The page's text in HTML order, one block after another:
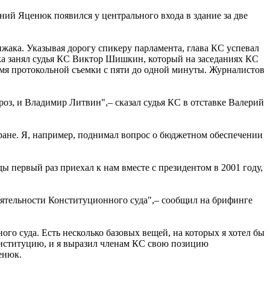
Яценюк появился у центрального входа в здание за две
Указывая дорогу спикеру парламента, глава КС успевал
занял судья КС Виктор Шишкин, который на заседаниях КС
протокольной съемки с пяти до одной минуты. Журналистов
и Владимир Литвин",– сказал судья КС в отставке Валерий
Я, например, поднимал вопрос о бюджетном обеспечении
раз приехал к нам вместе с президентом в 2001 году,
Конституционного суда",– сообщил на брифинге
суда. Есть несколько базовых вещей, на которых я хотел бы
и я выразил членам КС свою позицию